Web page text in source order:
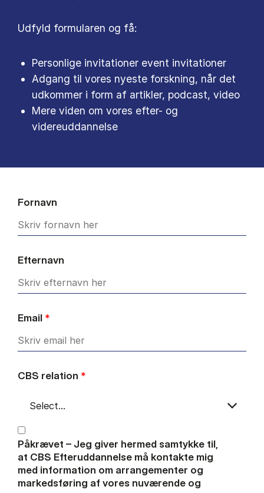
Udfyld formularen og få:
Personlige invitationer event invitationer
Adgang til vores nyeste forskning, når det
udkommer i form af artikler, podcast, video
Mere viden om vores efter- og
videreuddannelse
Fornavn
Efternavn
Email *
CBS relation *
Påkrævet – Jeg giver hermed samtykke til,
at CBS Efteruddannelse må kontakte mig
med information om arrangementer og
markedsføring af vores nuværende og